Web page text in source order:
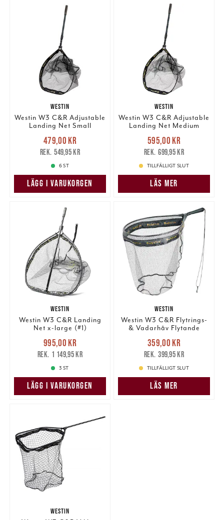
WESTIN
Westin W3 C&R Adjustable
Landing Net Small
Nuvarande pris
479,00 krTidigare pris
549,95 kr
479,00 kr
549,95 kr
6 ST
LÄGG I VARUKORGEN
WESTIN
Westin W3 C&R Adjustable
Landing Net Medium
Nuvarande pris
595,00 krTidigare pris
699,95 kr
595,00 kr
699,95 kr
TILLFÄLLIGT SLUT
LÄS MER
WESTIN
Westin W3 C&R Landing
Net x-large (#1)
Nuvarande pris
995,00 krTidigare pris
1 149,95 kr
995,00 kr
1 149,95 kr
3 ST
LÄGG I VARUKORGEN
WESTIN
Westin W3 C&R Flytrings-
& Vadarhåv Flytande
Nuvarande pris
359,00 krTidigare pris
399,95 kr
359,00 kr
399,95 kr
TILLFÄLLIGT SLUT
LÄS MER
WESTIN